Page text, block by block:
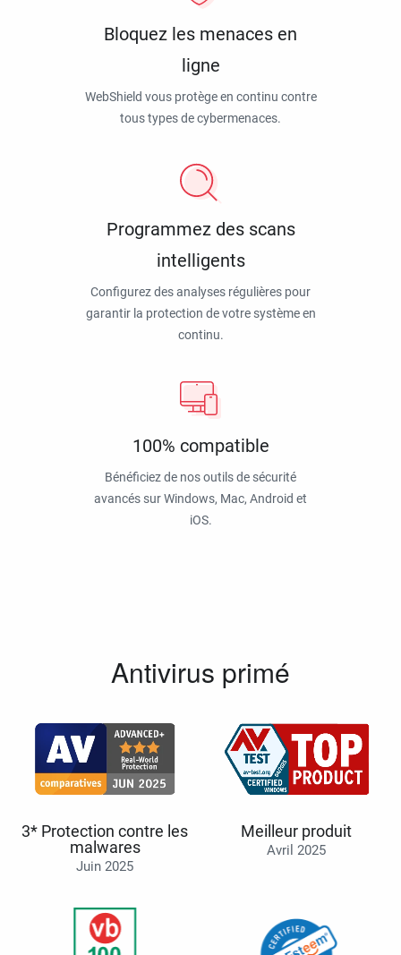
Bloquez les menaces en
ligne
WebShield vous protège en continu contre
tous types de cybermenaces.
Programmez des scans
intelligents
Configurez des analyses régulières pour
garantir la protection de votre système en
continu.
100% compatible
Bénéficiez de nos outils de sécurité
avancés sur Windows, Mac, Android et
iOS.
Antivirus primé
3* Protection contre les
malwares
Juin 2025
Meilleur produit
Avril 2025